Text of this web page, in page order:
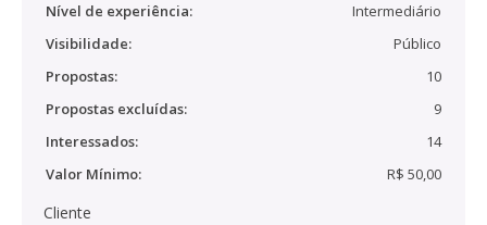
Nível de experiência:
Intermediário
Visibilidade:
Público
Propostas:
10
Propostas excluídas:
9
Interessados:
14
Valor Mínimo:
R$ 50,00
Cliente